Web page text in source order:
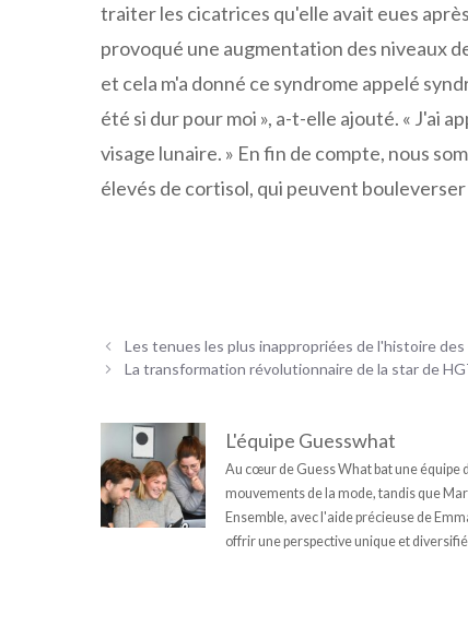
traiter les cicatrices qu'elle avait eues
provoqué une augmentation des niveaux
et cela m'a donné ce syndrome appelé
été si dur pour moi », a-t-elle ajouté. « J'ai
visage lunaire. » En fin de compte, nous
élevés de cortisol, qui peuvent
Les tenues les plus inappropriées de l'histoire
La transformation révolutionnaire de la star de
L'équipe Guesswhat
Au cœur de Guess What bat une équipe
mouvements de la mode, tandis que
Ensemble, avec l'aide précieuse de
offrir une perspective unique et